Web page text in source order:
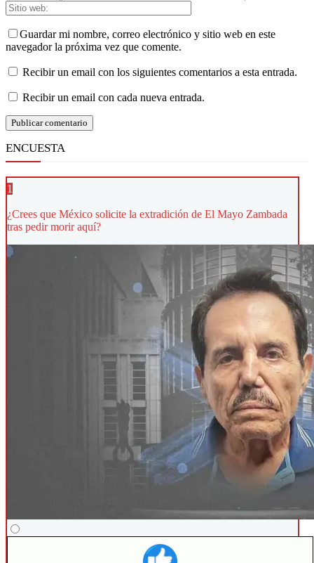
Guardar mi nombre, correo electrónico y sitio web en este
navegador la próxima vez que comente.
Recibir un email con los siguientes comentarios a esta entrada.
Recibir un email con cada nueva entrada.
ENCUESTA
1
¿Crees que México solicite la extradición de El Mayo Zambada
tras pedir morir aquí?